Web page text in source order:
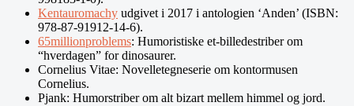
Kentauromachy udgivet i 2017 i antologien ‘Anden’ (ISBN:
978-87-91912-14-6).
65millionproblems: Humoristiske et-billedestriber om
“hverdagen” for dinosaurer.
Cornelius Vitae: Novelletegneserie om kontormusen
Cornelius.
Pjank: Humorstriber om alt bizart mellem himmel og jord.